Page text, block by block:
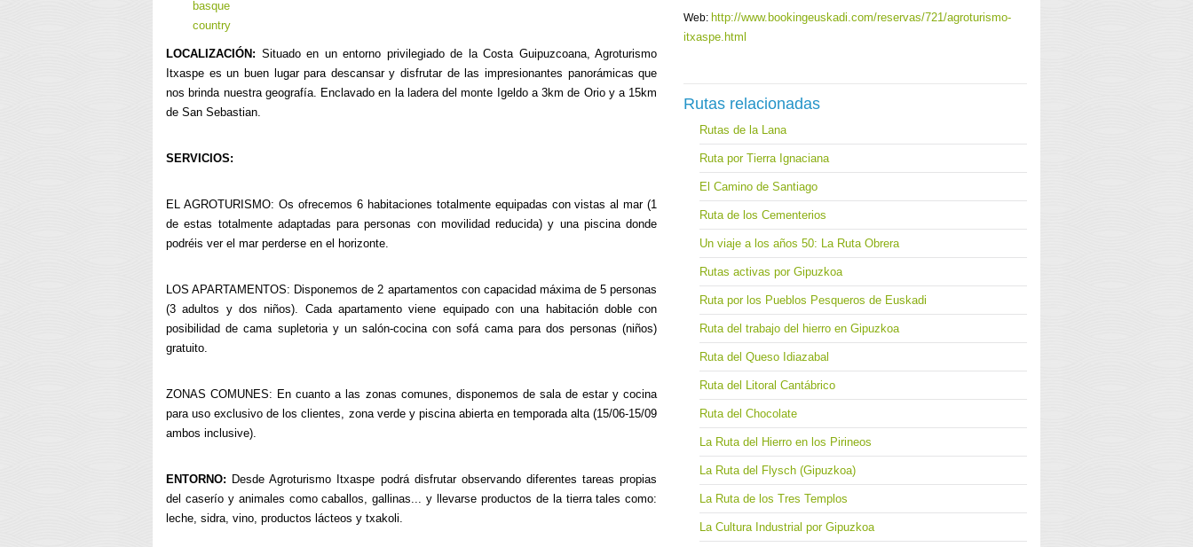
LOCALIZACIÓN: Situado en un entorno privilegiado de la Costa Guipuzcoana, Agroturismo
Itxaspe es un buen lugar para descansar y disfrutar de las impresionantes panorámicas que
nos brinda nuestra geografía. Enclavado en la ladera del monte Igeldo a 3km de Orio y a 15km
de San Sebastian.
SERVICIOS:
EL AGROTURISMO: Os ofrecemos 6 habitaciones totalmente equipadas con vistas al mar (1
de estas totalmente adaptadas para personas con movilidad reducida) y una piscina donde
podréis ver el mar perderse en el horizonte.
LOS APARTAMENTOS: Disponemos de 2 apartamentos con capacidad máxima de 5 personas
(3 adultos y dos niños). Cada apartamento viene equipado con una habitación doble con
posibilidad de cama supletoria y un salón-cocina con sofá cama para dos personas (niños)
gratuito.
ZONAS COMUNES: En cuanto a las zonas comunes, disponemos de sala de estar y cocina
para uso exclusivo de los clientes, zona verde y piscina abierta en temporada alta (15/06-15/09
ambos inclusive).
ENTORNO: Desde Agroturismo Itxaspe podrá disfrutar observando diferentes tareas propias
del caserío y animales como caballos, gallinas... y llevarse productos de la tierra tales como:
leche, sidra, vino, productos lácteos y txakoli.
Web: http://www.bookingeuskadi.com/reservas/721/agroturismo-
itxaspe.html
Rutas relacionadas
Rutas de la Lana
Ruta por Tierra Ignaciana
El Camino de Santiago
Ruta de los Cementerios
Un viaje a los años 50: La Ruta Obrera
Rutas activas por Gipuzkoa
Ruta por los Pueblos Pesqueros de Euskadi
Ruta del trabajo del hierro en Gipuzkoa
Ruta del Queso Idiazabal
Ruta del Litoral Cantábrico
Ruta del Chocolate
La Ruta del Hierro en los Pirineos
La Ruta del Flysch (Gipuzkoa)
La Ruta de los Tres Templos
La Cultura Industrial por Gipuzkoa